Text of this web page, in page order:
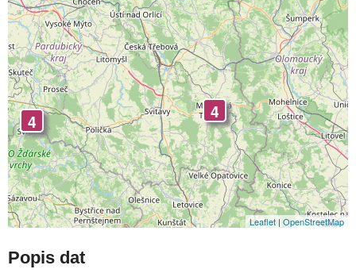
4 4
Leaflet | OpenStreetMap
Popis dat